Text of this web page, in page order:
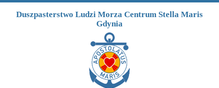
Duszpasterstwo Ludzi Morza Centrum Stella Maris
Gdynia